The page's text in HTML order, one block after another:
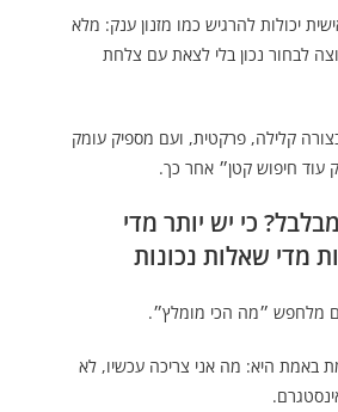
יכולות להרגיש כמו מזנון ענק: מלא
לבחור נכון בלי לצאת עם צלחת
קלילה, פרקטית, ועם מספיק עומק
עוד חיפוש קטן״ אחר כך.
כי יש יותר מדי
מדי שאלות נכונות
מלחפש ״מה הכי מומלץ״.
היא: מה אני צריכה עכשיו, לא